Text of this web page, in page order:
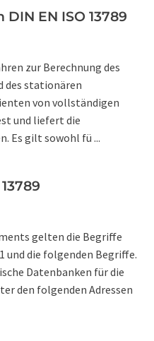
EN ISO 13789
zur Berechnung des
des stationären
von vollständigen
und liefert die
Es gilt sowohl fü ...
gelten die Begriffe
und die folgenden Begriffe.
Datenbanken für die
den folgenden Adressen